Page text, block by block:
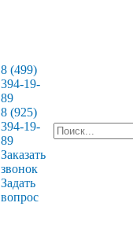
8 (499)
394-19-
89
8 (925)
394-19-
89
Заказать
звонок
Задать
вопрос